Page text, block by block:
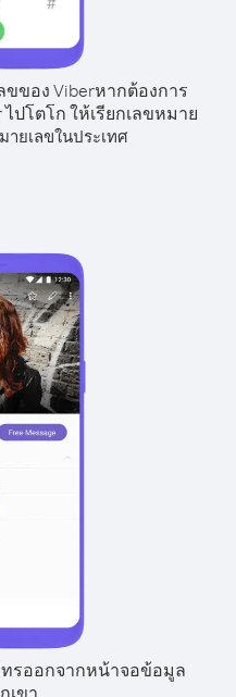
ของ Viberหากต้องการ
ปโตโก ให้เรียกเลขหมาย
ายเลขในประเทศ
ทรออกจากหน้าจอข้อมูล
เขา